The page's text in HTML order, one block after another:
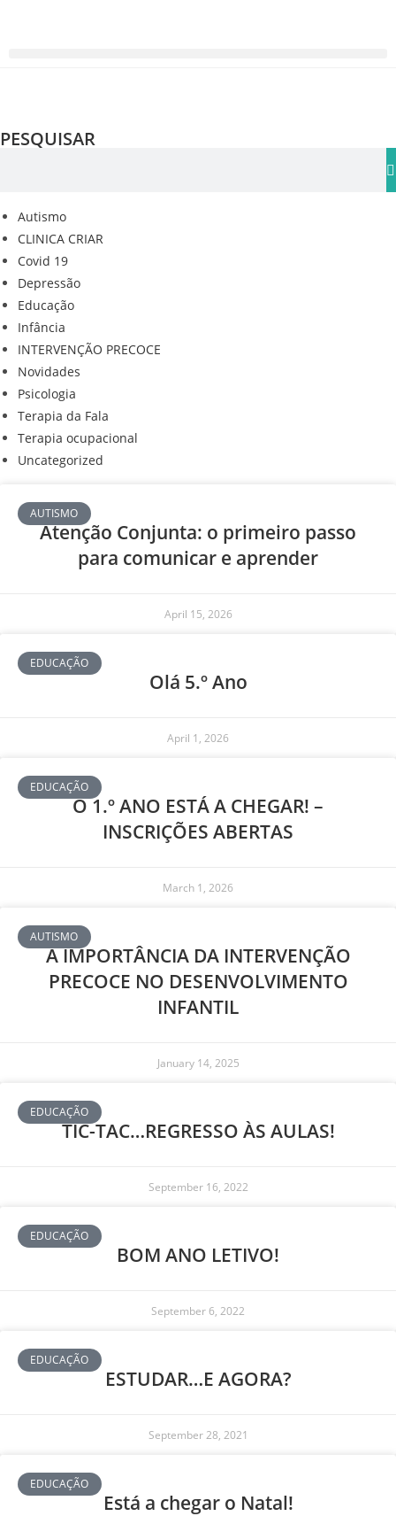
PESQUISAR
Autismo
CLINICA CRIAR
Covid 19
Depressão
Educação
Infância
INTERVENÇÃO PRECOCE
Novidades
Psicologia
Terapia da Fala
Terapia ocupacional
Uncategorized
AUTISMO
Atenção Conjunta: o primeiro passo
para comunicar e aprender
April 15, 2026
EDUCAÇÃO
Olá 5.º Ano
April 1, 2026
EDUCAÇÃO
O 1.º ANO ESTÁ A CHEGAR! –
INSCRIÇÕES ABERTAS
March 1, 2026
AUTISMO
A IMPORTÂNCIA DA INTERVENÇÃO
PRECOCE NO DESENVOLVIMENTO
INFANTIL
January 14, 2025
EDUCAÇÃO
TIC-TAC…REGRESSO ÀS AULAS!
September 16, 2022
EDUCAÇÃO
BOM ANO LETIVO!
September 6, 2022
EDUCAÇÃO
ESTUDAR…E AGORA?
September 28, 2021
EDUCAÇÃO
Está a chegar o Natal!